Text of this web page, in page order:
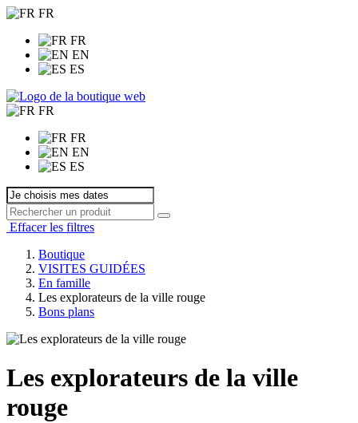
FR
FR
EN
ES
FR
FR
EN
ES
Effacer les filtres
Boutique
VISITES GUIDÉES
En famille
Les explorateurs de la ville rouge
Bons plans
Les explorateurs de la ville
rouge